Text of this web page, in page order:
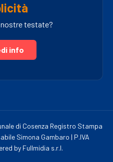
testate?
info
di Cosenza Registro Stampa
Simona Gambaro | P.IVA
by Fullmidia s.r.l.